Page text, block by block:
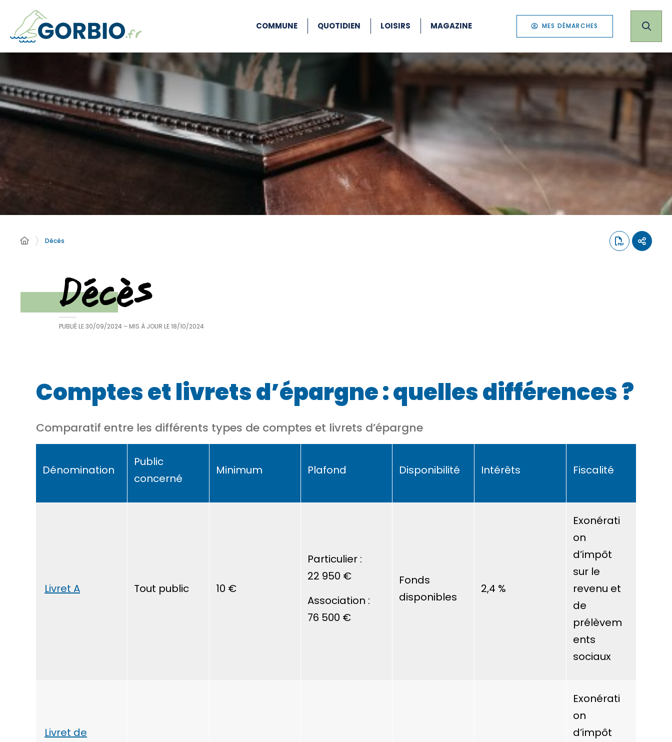
COMMUNE QUOTIDIEN LOISIRS MAGAZINE MES DÉMARCHES
Décès
Décès
PUBLIÉ LE30/09/2024 – MIS À JOUR LE18/10/2024
Comptes et livrets d’épargne : quelles différences ?
Comparatif entre les différents types de comptes et livrets d’épargne
Dénomination
Public
concerné
Minimum Plafond Disponibilité Intérêts Fiscalité
Livret A Tout public 10 €
Particulier :
22 950 €
Association :
76 500 €
Fonds
disponibles
2,4 %
Exonérati
on
d’impôt
sur le
revenu et
de
prélèvem
ents
sociaux
Livret de
Exonérati
on
d’impôt